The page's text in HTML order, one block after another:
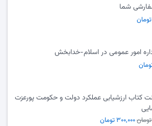
شما
کتاب ارزشیابی عملکرد دولت و حکومت پورعزت
۳۰۰,۰۰۰ تومان